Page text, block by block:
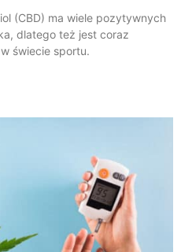
(CBD) ma wiele pozytywnych
dlatego też jest coraz
świecie sportu.